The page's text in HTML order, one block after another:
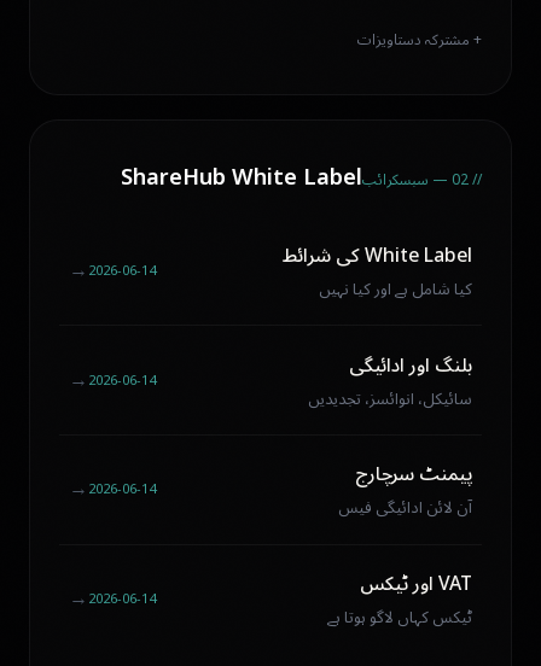
+ مشترکہ دستاویزات
// 02 — سبسکرائب ShareHub White Label
White Label کی شرائط
کیا شامل ہے اور کیا نہیں
2026-06-14
←
بلنگ اور ادائیگی
سائیکل، انوائسز، تجدیدیں
2026-06-14
←
پیمنٹ سرچارج
آن لائن ادائیگی فیس
2026-06-14
←
VAT اور ٹیکس
ٹیکس کہاں لاگو ہوتا ہے
2026-06-14
←